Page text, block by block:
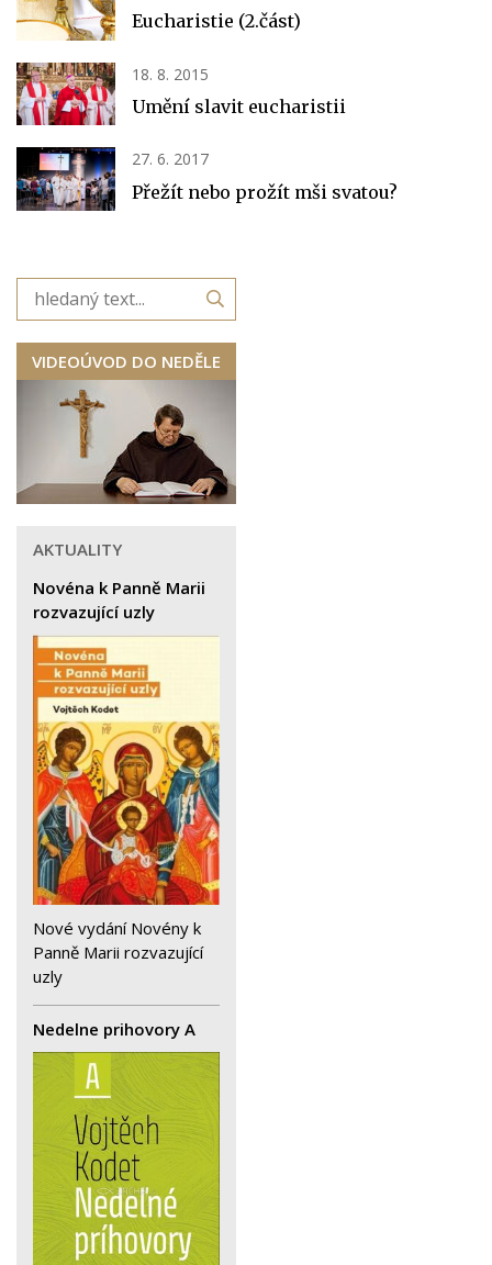
Eucharistie (2.část)
18. 8. 2015
Umění slavit eucharistii
27. 6. 2017
Přežít nebo prožít mši svatou?
VIDEOÚVOD DO NEDĚLE
AKTUALITY
Novéna k Panně Marii
rozvazující uzly
Nové vydání Novény k
Panně Marii rozvazující
uzly
Nedelne prihovory A